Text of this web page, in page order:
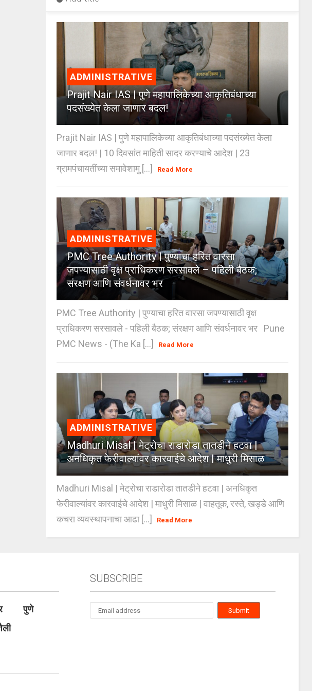
ADMINISTRATIVE
Prajit Nair IAS | पुणे महापालिकेच्या आकृतिबंधाच्या
पदसंख्येत केला जाणार बदल!
Prajit Nair IAS | पुणे महापालिकेच्या आकृतिबंधाच्या पदसंख्येत केला
जाणार बदल! | 10 दिवसांत माहिती सादर करण्याचे आदेश | 23
ग्रामपंचायतींच्या समावेशामु [...]
Read More
ADMINISTRATIVE
PMC Tree Authority | पुण्याचा हरित वारसा
जपण्यासाठी वृक्ष प्राधिकरण सरसावले – पहिली बैठक;
संरक्षण आणि संवर्धनावर भर
PMC Tree Authority | पुण्याचा हरित वारसा जपण्यासाठी वृक्ष
प्राधिकरण सरसावले - पहिली बैठक; संरक्षण आणि संवर्धनावर भर Pune
PMC News - (The Ka [...]
Read More
ADMINISTRATIVE
Madhuri Misal | मेट्रोचा राडारोडा तातडीने हटवा |
अनधिकृत फेरीवाल्यांवर कारवाईचे आदेश | माधुरी मिसाळ
Madhuri Misal | मेट्रोचा राडारोडा तातडीने हटवा | अनधिकृत
फेरीवाल्यांवर कारवाईचे आदेश | माधुरी मिसाळ | वाहतूक, रस्ते, खड्डे आणि
कचरा व्यवस्थापनाचा आढा [...]
Read More
पुणे
SUBSCRIBE